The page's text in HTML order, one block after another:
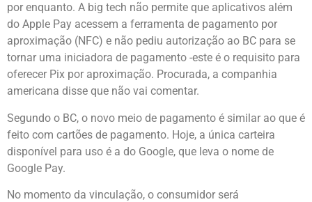
por enquanto. A big tech não permite que aplicativos além
do Apple Pay acessem a ferramenta de pagamento por
aproximação (NFC) e não pediu autorização ao BC para se
tornar uma iniciadora de pagamento -este é o requisito para
oferecer Pix por aproximação. Procurada, a companhia
americana disse que não vai comentar.
Segundo o BC, o novo meio de pagamento é similar ao que é
feito com cartões de pagamento. Hoje, a única carteira
disponível para uso é a do Google, que leva o nome de
Google Pay.
No momento da vinculação, o consumidor será